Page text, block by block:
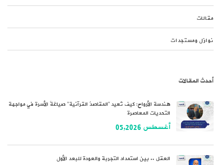
مقالات
نوازل ومستجدات
أحدث المقالات
هندسة الأرواح: كيف تُعيد “المقاصدُ القرآنية” صياغةَ الأسرة في مواجهة
التحديات المعاصرة
أغسطس 05,2026
العقل .. بين استمداد التجربة والعودة للبعد الأول